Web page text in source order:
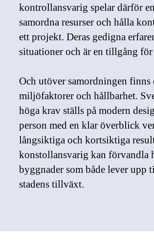
kontrollansvarig spelar därför
samordna resurser och hålla
ett projekt. Deras gedigna
situationer och är en tillgång
Och utöver samordningen
miljöfaktorer och hållbarhet.
höga krav ställs på modern
person med en klar överblick
långsiktiga och kortsiktiga
konstollansvarig kan förvandla
byggnader som både lever
stadens tillväxt.